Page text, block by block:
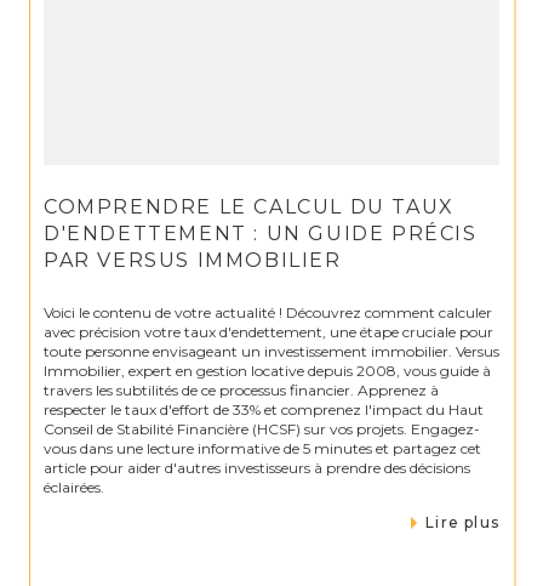
COMPRENDRE LE CALCUL DU TAUX
D'ENDETTEMENT : UN GUIDE PRÉCIS
PAR VERSUS IMMOBILIER
Voici le contenu de votre actualité ! Découvrez comment calculer
avec précision votre taux d'endettement, une étape cruciale pour
toute personne envisageant un investissement immobilier. Versus
Immobilier, expert en gestion locative depuis 2008, vous guide à
travers les subtilités de ce processus financier. Apprenez à
respecter le taux d'effort de 33% et comprenez l'impact du Haut
Conseil de Stabilité Financière (HCSF) sur vos projets. Engagez-
vous dans une lecture informative de 5 minutes et partagez cet
article pour aider d'autres investisseurs à prendre des décisions
éclairées.
Lire plus